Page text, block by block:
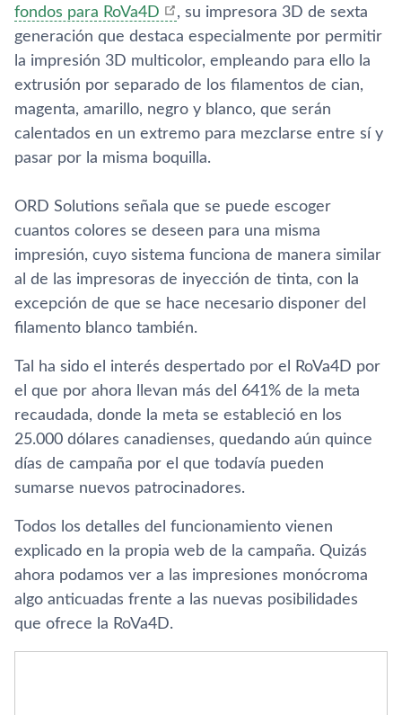
fondos para RoVa4D
, su impresora 3D de sexta
generación que destaca especialmente por permitir
la impresión 3D multicolor, empleando para ello la
extrusión por separado de los filamentos de cian,
magenta, amarillo, negro y blanco, que serán
calentados en un extremo para mezclarse entre sí­ y
pasar por la misma boquilla.
ORD Solutions señala que se puede escoger
cuantos colores se deseen para una misma
impresión, cuyo sistema funciona de manera similar
al de las impresoras de inyección de tinta, con la
excepción de que se hace necesario disponer del
filamento blanco también.
Tal ha sido el interés despertado por el RoVa4D por
el que por ahora llevan más del 641% de la meta
recaudada, donde la meta se estableció en los
25.000 dólares canadienses, quedando aún quince
dí­as de campaña por el que todaví­a pueden
sumarse nuevos patrocinadores.
Todos los detalles del funcionamiento vienen
explicado en la propia web de la campaña. Quizás
ahora podamos ver a las impresiones monócroma
algo anticuadas frente a las nuevas posibilidades
que ofrece la RoVa4D.